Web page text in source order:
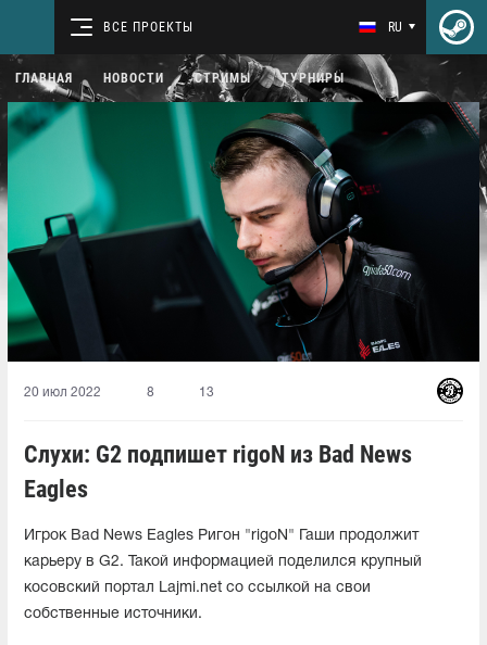
ВСЕ ПРОЕКТЫ RU
ГЛАВНАЯ НОВОСТИ СТРИМЫ ТУРНИРЫ
20 июл 2022 8 13
Слухи: G2 подпишет rigoN из Bad News
Eagles
Игрок Bad News Eagles Ригон "rigoN" Гаши продолжит
карьеру в G2. Такой информацией поделился крупный
косовский портал Lajmi.net со ссылкой на свои
собственные источники.